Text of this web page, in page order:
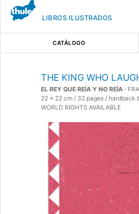
LIBROS ILUSTRADOS
CATÁLOGO
THE KING WHO
EL REY QUE REÍA Y NO REÍA ·
22 x 22 cm / 32 pages /
WORLD RIGHTS AVAILABLE